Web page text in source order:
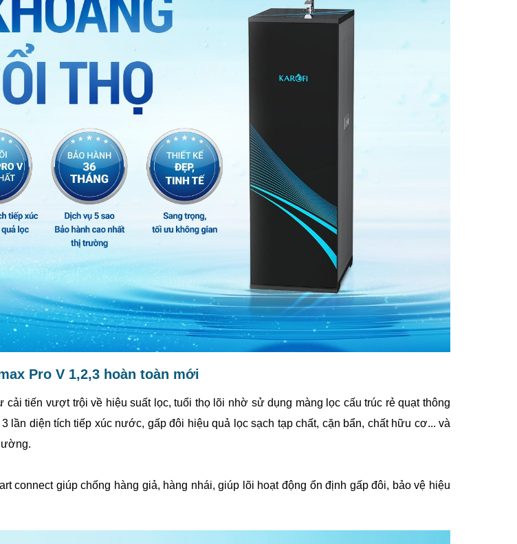
Pro V 1,2,3 hoàn toàn mới
tiến vượt trội về hiệu suất lọc, tuổi thọ lõi nhờ sử dụng màng lọc cấu trúc rẻ quạt thông
lần diện tích tiếp xúc nước, gấp đôi hiệu quả lọc sạch tạp chất, cặn bẩn, chất hữu cơ... và
connect giúp chống hàng giả, hàng nhái, giúp lõi hoạt động ổn định gấp đôi, bảo vệ hiệu